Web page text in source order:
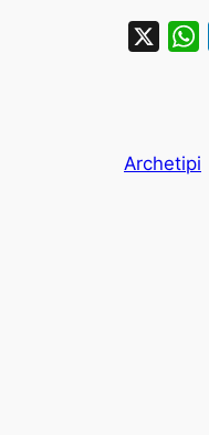
Archetipi